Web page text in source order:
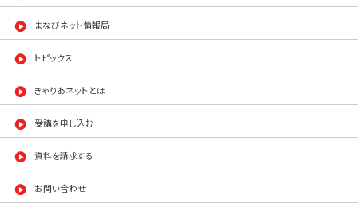
まなびネット情報局
トピックス
きゃりあネットとは
受講を申し込む
資料を請求する
お問い合わせ